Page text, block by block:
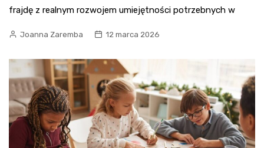
frajdę z realnym rozwojem umiejętności potrzebnych w
Joanna Zaremba 12 marca 2026